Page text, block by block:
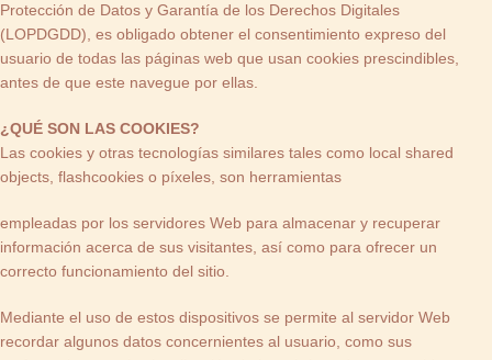
Protección de Datos y Garantía de los Derechos Digitales
(LOPDGDD), es obligado obtener el consentimiento expreso del
usuario de todas las páginas web que usan cookies prescindibles,
antes de que este navegue por ellas.
¿QUÉ SON LAS COOKIES?
Las cookies y otras tecnologías similares tales como local shared
objects, flashcookies o píxeles, son herramientas
empleadas por los servidores Web para almacenar y recuperar
información acerca de sus visitantes, así como para ofrecer un
correcto funcionamiento del sitio.
Mediante el uso de estos dispositivos se permite al servidor Web
recordar algunos datos concernientes al usuario, como sus